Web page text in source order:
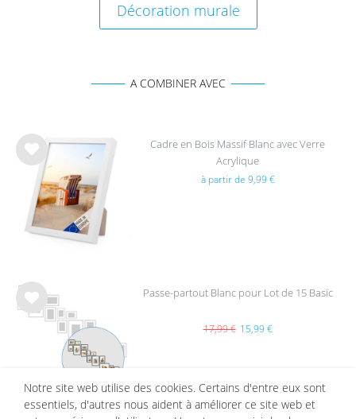
Décoration murale
A COMBINER AVEC
List
e de
sou
hait
s
Cadre en Bois Massif Blanc avec Verre
Acrylique
à partir de 9,99 €
List
Passe-partout Blanc pour Lot de 15 Basic
17,99 € 15,99 €
Notre site web utilise des cookies. Certains d'entre eux sont
essentiels, d'autres nous aident à améliorer ce site web et